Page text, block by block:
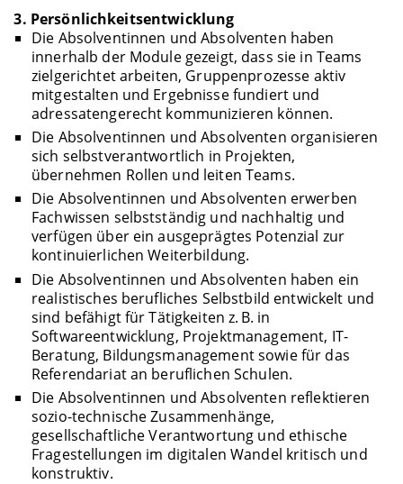
3. Persönlichkeitsentwicklung
Die Absolventinnen und Absolventen haben
innerhalb der Module gezeigt, dass sie in Teams
zielgerichtet arbeiten, Gruppenprozesse aktiv
mitgestalten und Ergebnisse fundiert und
adressatengerecht kommunizieren können.
Die Absolventinnen und Absolventen organisieren
sich selbstverantwortlich in Projekten,
übernehmen Rollen und leiten Teams.
Die Absolventinnen und Absolventen erwerben
Fachwissen selbstständig und nachhaltig und
verfügen über ein ausgeprägtes Potenzial zur
kontinuierlichen Weiterbildung.
Die Absolventinnen und Absolventen haben ein
realistisches berufliches Selbstbild entwickelt und
sind befähigt für Tätigkeiten z. B. in
Softwareentwicklung, Projektmanagement, IT-
Beratung, Bildungsmanagement sowie für das
Referendariat an beruflichen Schulen.
Die Absolventinnen und Absolventen reflektieren
sozio-technische Zusammenhänge,
gesellschaftliche Verantwortung und ethische
Fragestellungen im digitalen Wandel kritisch und
konstruktiv.